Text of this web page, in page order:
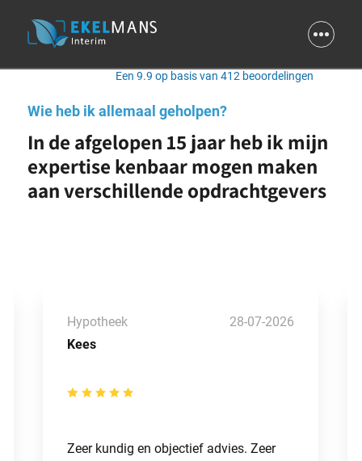
Wie heb ik allemaal geholpen?
In de afgelopen 15 jaar heb ik mijn
expertise kenbaar mogen maken
aan verschillende opdrachtgevers
9.9
Een 9.9 op basis van 412 beoordelingen
Kees
Hypotheek 28-07-2026
Zeer kundig en objectief advies. Zeer